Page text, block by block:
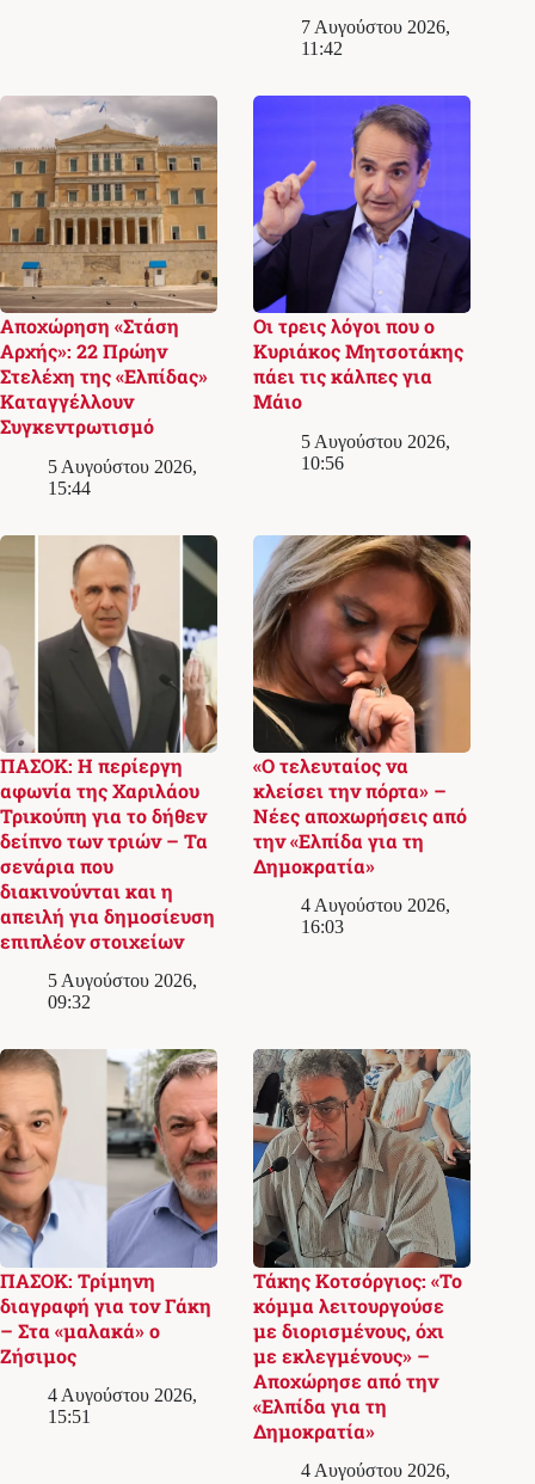
7 Αυγούστου 2026,
11:42
Αποχώρηση «Στάση
Αρχής»: 22 Πρώην
Στελέχη της «Ελπίδας»
Καταγγέλλουν
Συγκεντρωτισμό
5 Αυγούστου 2026,
15:44
Οι τρεις λόγοι που ο
Κυριάκος Μητσοτάκης
πάει τις κάλπες για
Μάιο
5 Αυγούστου 2026,
10:56
ΠΑΣΟΚ: Η περίεργη
αφωνία της Χαριλάου
Τρικούπη για το δήθεν
δείπνο των τριών – Τα
σενάρια που
διακινούνται και η
απειλή για δημοσίευση
επιπλέον στοιχείων
5 Αυγούστου 2026,
09:32
«Ο τελευταίος να
κλείσει την πόρτα» –
Νέες αποχωρήσεις από
την «Ελπίδα για τη
Δημοκρατία»
4 Αυγούστου 2026,
16:03
ΠΑΣΟΚ: Τρίμηνη
διαγραφή για τον Γάκη
– Στα «μαλακά» ο
Ζήσιμος
4 Αυγούστου 2026,
15:51
Τάκης Κοτσόργιος: «Το
κόμμα λειτουργούσε
με διορισμένους, όχι
με εκλεγμένους» –
Αποχώρησε από την
«Ελπίδα για τη
Δημοκρατία»
4 Αυγούστου 2026,